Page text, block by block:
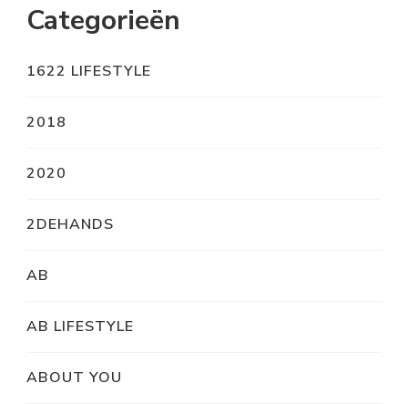
Categorieën
1622 LIFESTYLE
2018
2020
2DEHANDS
AB
AB LIFESTYLE
ABOUT YOU